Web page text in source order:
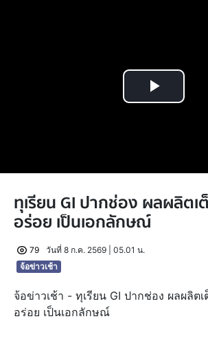
Play
ทุเรียน GI ปากช่อง ผลผลิต
อร่อย เป็นเอกลักษณ์
79
วันที่ 8 ก.ค. 2569 | 05.01 น.
จ้อข่าวเช้า
จ้อข่าวเช้า - ทุเรียน GI ปากช่อง ผลผลิต
อร่อย เป็นเอกลักษณ์